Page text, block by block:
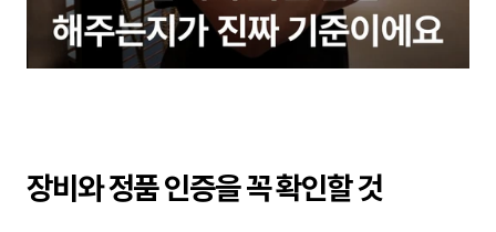
장비와 정품 인증을 꼭 확인할 것